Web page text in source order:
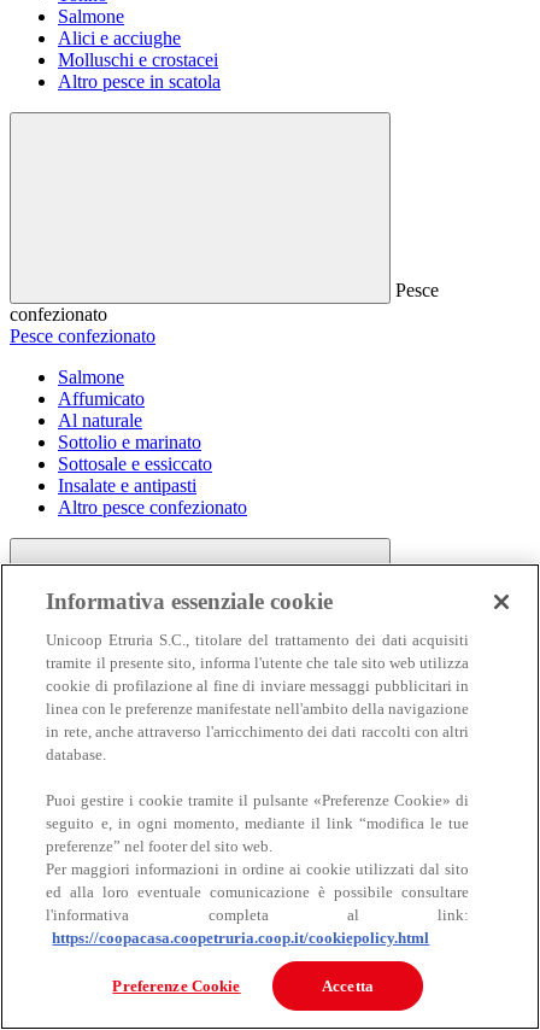
Salmone
Alici e acciughe
Molluschi e crostacei
Altro pesce in scatola
Pesce
confezionato
Pesce confezionato
Salmone
Affumicato
Al naturale
Sottolio e marinato
Sottosale e essiccato
Insalate e antipasti
Altro pesce confezionato
Carne
Carne
Bovino
Informativa essenziale cookie
Unicoop Etruria S.C., titolare del trattamento dei dati acquisiti
tramite il presente sito, informa l'utente che tale sito web utilizza
cookie di profilazione al fine di inviare messaggi pubblicitari in
linea con le preferenze manifestate nell'ambito della navigazione
in rete, anche attraverso l'arricchimento dei dati raccolti con altri
database.
Puoi gestire i cookie tramite il pulsante «Preferenze Cookie» di
seguito e, in ogni momento, mediante il link “modifica le tue
preferenze” nel footer del sito web.
Per maggiori informazioni in ordine ai cookie utilizzati dal sito
ed alla loro eventuale comunicazione è possibile consultare
l'informativa completa al link:
https://coopacasa.coopetruria.coop.it/cookiepolicy.html
Preferenze Cookie Accetta